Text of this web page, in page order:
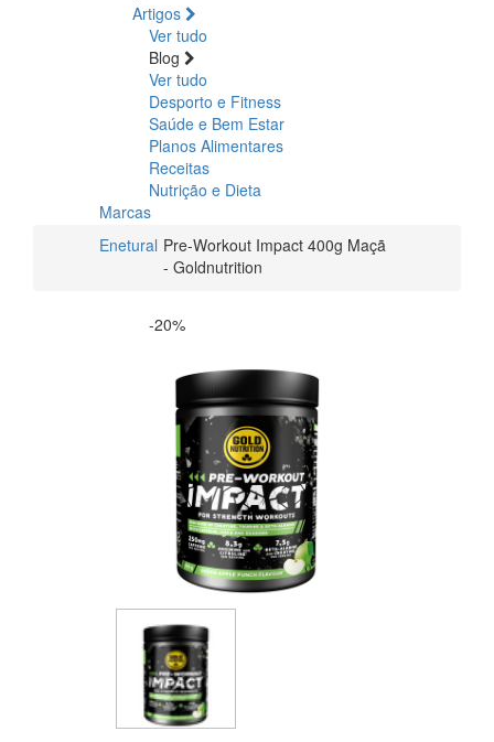
Artigos
Ver tudo
Blog
Ver tudo
Desporto e Fitness
Saúde e Bem Estar
Planos Alimentares
Receitas
Nutrição e Dieta
Marcas
Enetural Pre-Workout Impact 400g Maçã
- Goldnutrition
-20%